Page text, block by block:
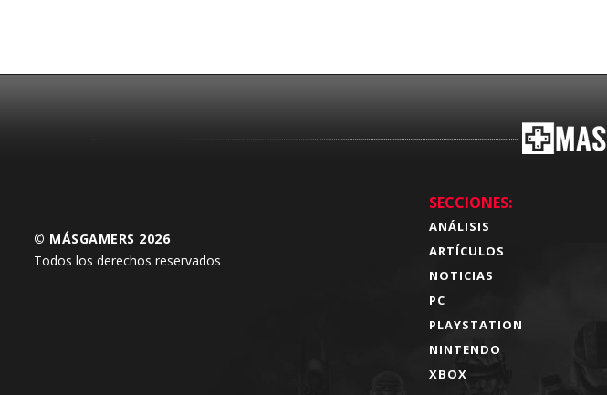
© MÁSGAMERS 2026
Todos los derechos reservados
SECCIONES:
ANÁLISIS
ARTÍCULOS
NOTICIAS
PC
PLAYSTATION
NINTENDO
XBOX